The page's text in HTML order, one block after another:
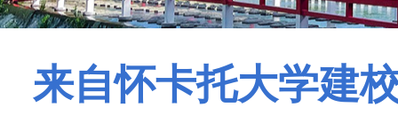
来自怀卡托大学建